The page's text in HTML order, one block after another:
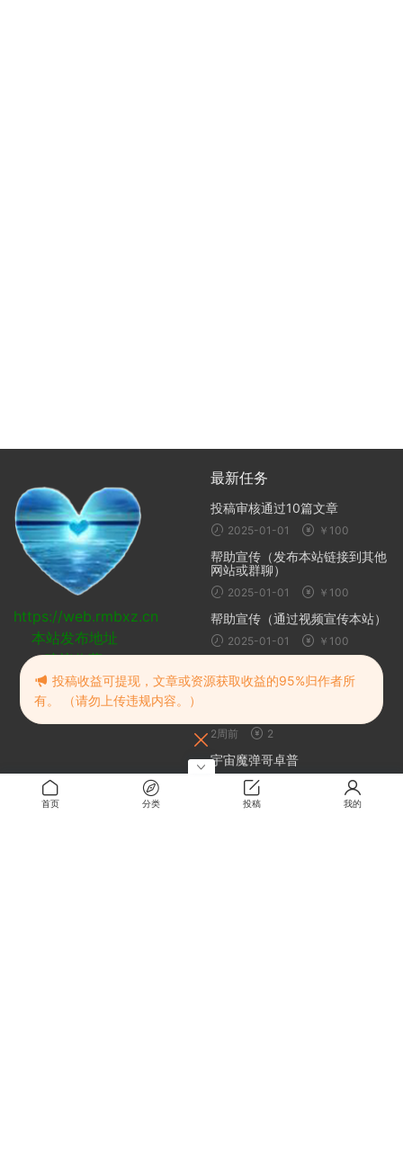
https://web.rmbxz.cn
本站发布地址
建议收藏
最新任务
投稿审核通过10篇文章
2025-01-01 ￥100
帮助宣传（发布本站链接到其他
网站或群聊）
2025-01-01 ￥100
帮助宣传（通过视频宣传本站）
2025-01-01 ￥100
随机推荐
2周前 2
宇宙魔弹哥卓普
2024-11-15
永恒之花 有志者事竟成
首页 分类 投稿 我的
投稿收益可提现，文章或资源获取收益的95%归作者所
有。 （请勿上传违规内容。）